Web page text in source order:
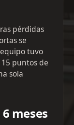
pérdidas
se
tuvo
puntos de
sola
meses